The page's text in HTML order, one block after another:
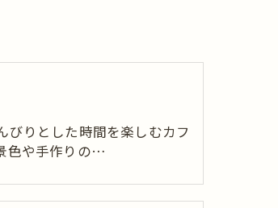
びりとした時間を楽しむカフ
色や手作りの…